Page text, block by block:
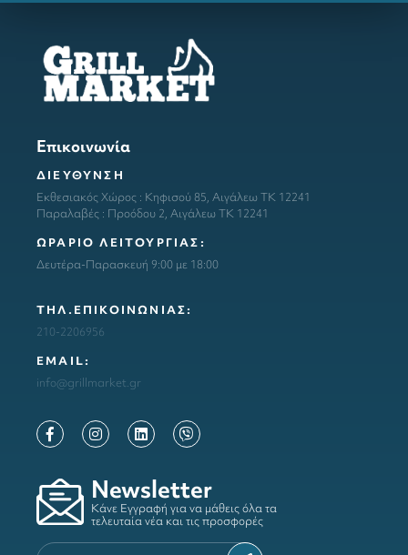
Επικοινωνία
ΔΙΕΥΘΥΝΣΗ
Εκθεσιακός Χώρος : Κηφισού 85, Αιγάλεω ΤΚ 12241
Παραλαβές : Προόδου 2, Αιγάλεω ΤΚ 12241
ΩΡΑΡΙΟ ΛΕΙΤΟΥΡΓΙΑΣ:
Δευτέρα-Παρασκευή 9:00 με 18:00
ΤΗΛ.ΕΠΙΚΟΙΝΩΝΙΑΣ:
210-2206956
ΕΜΑΙL:
info@grillmarket.gr
Newsletter
Κάνε Εγγραφή για να μάθεις όλα τα
τελευταία νέα και τις προσφορές